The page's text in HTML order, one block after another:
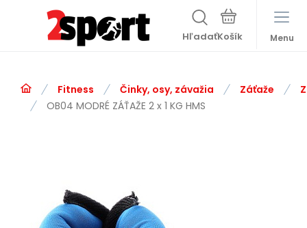
Hľadať Menu
Fitness Činky, osy, závažia Záťaže
OB04 MODRÉ ZÁŤAŽE 2 x 1 KG HMS